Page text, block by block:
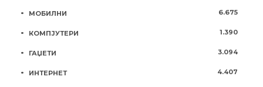
МОБИЛНИ 6.675
КОМПЈУТЕРИ 1.390
ГАЏЕТИ 3.094
ИНТЕРНЕТ 4.407